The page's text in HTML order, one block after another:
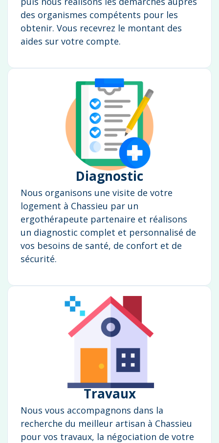
des organismes compétents pour les
obtenir. Vous recevrez le montant des
aides sur votre compte.
Diagnostic
Nous organisons une visite de votre
logement à Chassieu par un
ergothérapeute partenaire et réalisons
un diagnostic complet et personnalisé de
vos besoins de santé, de confort et de
sécurité.
Travaux
Nous vous accompagnons dans la
recherche du meilleur artisan à Chassieu
pour vos travaux, la négociation de votre